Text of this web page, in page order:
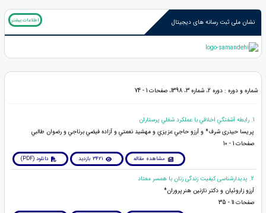
نشان ملی ثبت رسانه های دیجیتال اطلاعات بیشتر
شماره و دوره : دوره 2، شماره 3، 1398، صفحات 1 - 74
1. رابطه آشفتگي اخلاقي با عملكرد شغلي پرستاران
پریسا حیدری شرف* و آرزو حاجي عزيزي و مهشيد نعمتي و آزاده فيضي برناجي و رضوان طالبي
صفحات 1 - 10
مشاهده مقاله 3421 بازدید دانلود (PDF)
2. پدیدارشناسی کیفیت زندگی زنان با همسر معتاد
آرزو زاروئیان و دکتر نازنین هنرپروران*
صفحات 11 - 35